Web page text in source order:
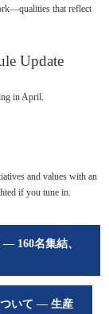
that reflect
Update
in April.
and values with an
if you tune in.
160名集結、
ついて ― 生産